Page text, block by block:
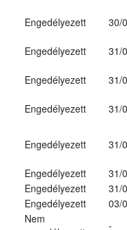
Engedélyezett
30/
Engedélyezett
31/
Engedélyezett
31/
Engedélyezett
31/
Engedélyezett 31/
Engedélyezett
31/
Engedélyezett
31/
Engedélyezett
03/
Nem
-